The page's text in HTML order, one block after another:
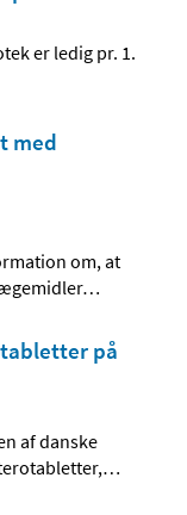
er ledig pr. 1.
med
om, at
…
på
af danske
…